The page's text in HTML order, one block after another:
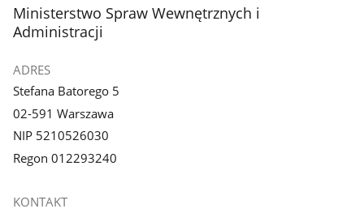
stopka
Ministerstwo Spraw Wewnętrznych i
Administracji
ADRES
Stefana Batorego 5
02-591 Warszawa
NIP 5210526030
Regon 012293240
KONTAKT